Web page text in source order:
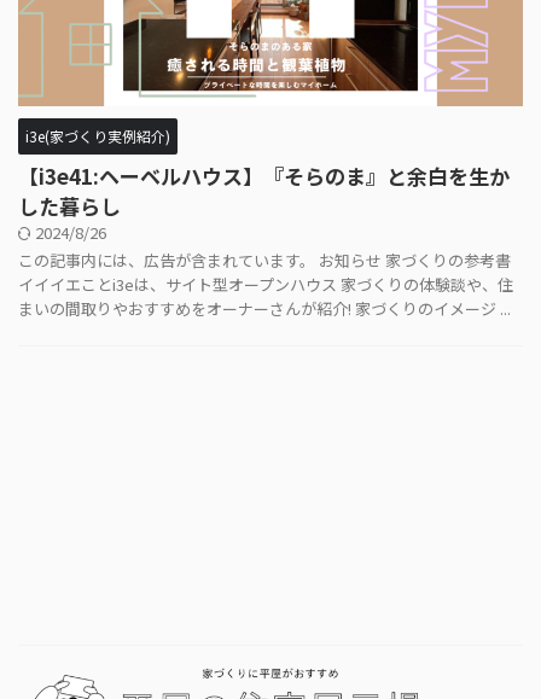
i3e(家づくり実例紹介)
【i3e41:ヘーベルハウス】『そらのま』と余白を生か
した暮らし
2024/8/26
この記事内には、広告が含まれています。 お知らせ 家づくりの参考書
イイイエことi3eは、サイト型オープンハウス 家づくりの体験談や、住
まいの間取りやおすすめをオーナーさんが紹介! 家づくりのイメージ ...